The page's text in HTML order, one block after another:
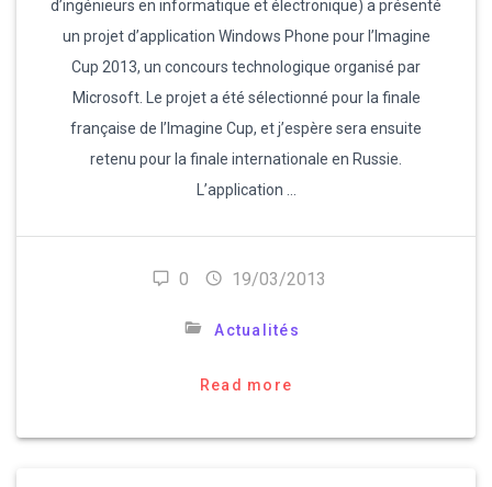
d’ingénieurs en informatique et électronique) a présenté
un projet d’application Windows Phone pour l’Imagine
Cup 2013, un concours technologique organisé par
Microsoft. Le projet a été sélectionné pour la finale
française de l’Imagine Cup, et j’espère sera ensuite
retenu pour la finale internationale en Russie.
L’application …
0 19/03/2013
Actualités
Read more